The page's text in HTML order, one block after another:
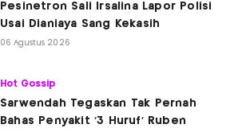
Pesinetron Sali Irsalina Lapor Polisi
Usai Dianiaya Sang Kekasih
06 Agustus 2026
Hot Gossip
Sarwendah Tegaskan Tak Pernah
Bahas Penyakit '3 Huruf' Ruben